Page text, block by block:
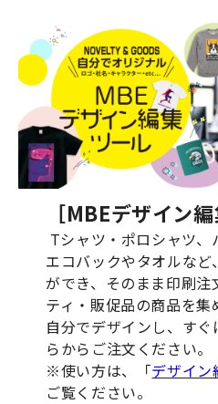
［MBEデザイン編
Tシャツ・ポロシャツ、
エコバックやタオルな
ができ、そのまま印刷
ティ・販促品の商品を集
自分でデザインし、す
らからご注文ください。
※使い方は、「デザイン
ご覧ください。